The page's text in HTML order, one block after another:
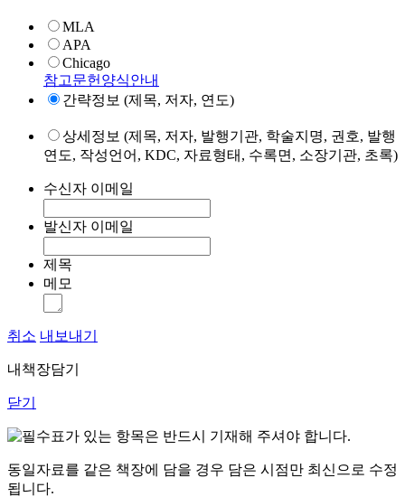
MLA
APA
Chicago
참고문헌양식안내
간략정보 (제목, 저자, 연도)
상세정보 (제목, 저자, 발행기관, 학술지명, 권호, 발행
연도, 작성언어, KDC, 자료형태, 수록면, 소장기관, 초록)
수신자 이메일
발신자 이메일
제목
메모
취소 내보내기
내책장담기
닫기
표가 있는 항목은 반드시 기재해 주셔야 합니다.
동일자료를 같은 책장에 담을 경우 담은 시점만 최신으로 수정
됩니다.